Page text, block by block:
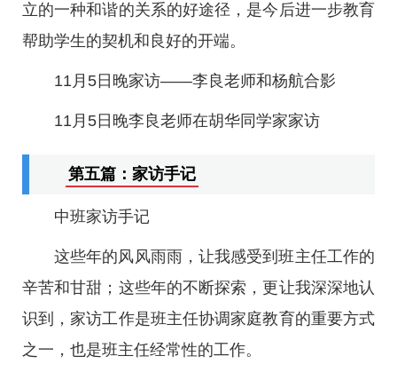
立的一种和谐的关系的好途径，是今后进一步教育
帮助学生的契机和良好的开端。
11月5日晚家访——李良老师和杨航合影
11月5日晚李良老师在胡华同学家家访
第五篇：家访手记
中班家访手记
这些年的风风雨雨，让我感受到班主任工作的
辛苦和甘甜；这些年的不断探索，更让我深深地认
识到，家访工作是班主任协调家庭教育的重要方式
之一，也是班主任经常性的工作。